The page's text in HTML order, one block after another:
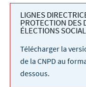
LIGNES
PROTECTION DES
ÉLECTIONS
Télécharger la
de la CNPD au
dessous.